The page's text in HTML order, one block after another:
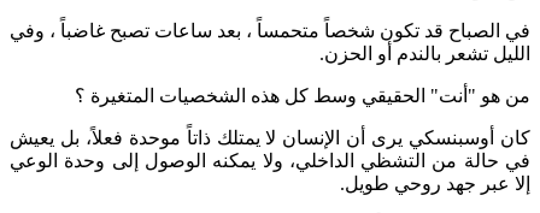
قد تكون شخصاً متحمساً ، بعد ساعات تصبح غاضباً ، وفي
بالندم أو الحزن.
الحقيقي وسط كل هذه الشخصيات المتغيرة ؟
يرى أن الإنسان لا يمتلك ذاتاً موحدة فعلاً، بل يعيش
من التشظي الداخلي، ولا يمكنه الوصول إلى وحدة الوعي
جهد روحي طويل.